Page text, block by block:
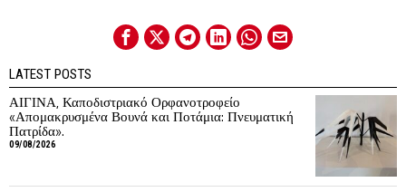
LATEST POSTS
ΑΙΓΙΝΑ, Καποδιστριακό Ορφανοτροφείο
«Απομακρυσμένα Βουνά και Ποτάμια: Πνευματική
Πατρίδα».
09/08/2026